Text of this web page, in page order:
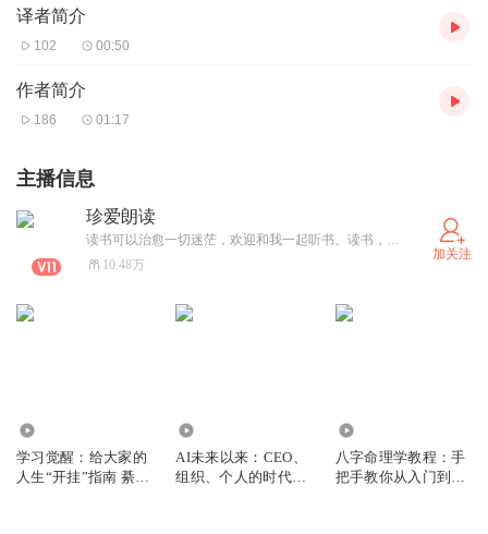
译者简介
102 00:50
作者简介
186 01:17
主播信息
珍爱朗读
读书可以治愈一切迷茫，欢迎和我一起听书、读书，一起成长
10.48万
加关注
学习觉醒：给大家的
人生“开挂”指南 綦哲
AI未来以来：CEO、
组织、个人的时代红
八字命理学教程：手
把手教你从入门到精